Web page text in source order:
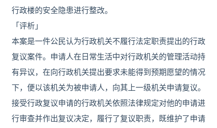
行政楼的安全隐患进行整改。
「评析」
本案是一件公民认为行政机关不履行法定职责提出的行政
复议案件。申请人在日常生活中对行政机关的管理活动持
有异议，在向行政机关提出要求未能得到预期愿望的情况
下，便以该机关为被申请人，向其上一级机关申请复议。
接受行政复议申请的行政机关依照法律规定对他的申请进
行审查并作出复议决定，履行了复议职责，既维护了申请